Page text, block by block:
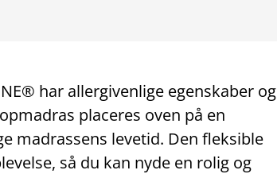
har allergivenlige egenskaber og
placeres oven på en
madrassens levetid. Den fleksible
så du kan nyde en rolig og